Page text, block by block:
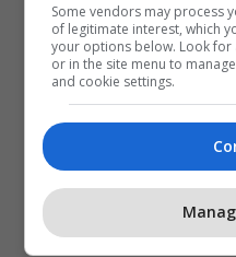
Some vendors may process
of legitimate interest, which
your options below. Look
or in the site menu to
and cookie settings.